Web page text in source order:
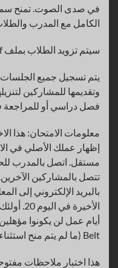
في صدى الصوت. تمنح
الكامل مع المدرب
سيتم تزويد الطلاب بملف pdf للمواد الدراسية.
يتم تسجيل جميع
وتقديمها للمشاركين
فصل دراسي أو للمراجعة
معلومات الامتحان: هذا
إظهار عملك الأصلي في
مستقل. اتصل بالمدرب
تتصل بالمشاركين
Belt (ما لم يتم منح استثناء متقدم) بقلم دكتور لاسكي).
هذا اختبار ملاحظات